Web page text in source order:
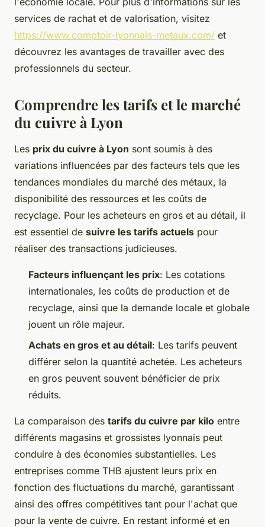
services de rachat et de valorisation, visitez
https://www.comptoir-lyonnais-metaux.com/ et
découvrez les avantages de travailler avec des
professionnels du secteur.
Comprendre les tarifs et le marché
du cuivre à Lyon
Les prix du cuivre à Lyon sont soumis à des
variations influencées par des facteurs tels que les
tendances mondiales du marché des métaux, la
disponibilité des ressources et les coûts de
recyclage. Pour les acheteurs en gros et au détail, il
est essentiel de suivre les tarifs actuels pour
réaliser des transactions judicieuses.
Facteurs influençant les prix: Les cotations
internationales, les coûts de production et de
recyclage, ainsi que la demande locale et globale
jouent un rôle majeur.
Achats en gros et au détail: Les tarifs peuvent
différer selon la quantité achetée. Les acheteurs
en gros peuvent souvent bénéficier de prix
réduits.
La comparaison des tarifs du cuivre par kilo entre
différents magasins et grossistes lyonnais peut
conduire à des économies substantielles. Les
entreprises comme THB ajustent leurs prix en
fonction des fluctuations du marché, garantissant
ainsi des offres compétitives tant pour l'achat que
pour la vente de cuivre. En restant informé et en